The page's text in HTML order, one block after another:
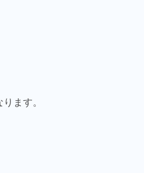
ます。